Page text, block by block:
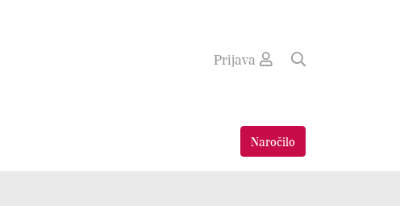
Prijava
Naročilo